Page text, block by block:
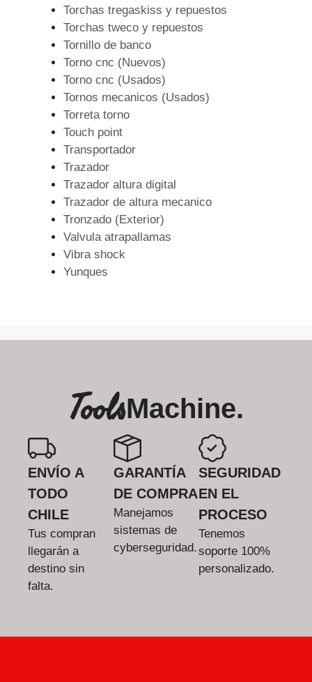
Torchas tregaskiss y repuestos
Torchas tweco y repuestos
Tornillo de banco
Torno cnc (Nuevos)
Torno cnc (Usados)
Tornos mecanicos (Usados)
Torreta torno
Touch point
Transportador
Trazador
Trazador altura digital
Trazador de altura mecanico
Tronzado (Exterior)
Valvula atrapallamas
Vibra shock
Yunques
ToolsMachine.
ENVÍO A
TODO
CHILE
Tus compran
llegarán a
destino sin
falta.
GARANTÍA
DE COMPRA
Manejamos
sistemas de
cyberseguridad.
SEGURIDAD
EN EL
PROCESO
Tenemos
soporte 100%
personalizado.